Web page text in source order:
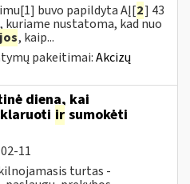
buvo papildyta AĮ[2] 43
nustatoma, kad nuo
jos, kaip...
pakeitimai:Akcizų
diena, kai
ir sumokėti
11
turtas -